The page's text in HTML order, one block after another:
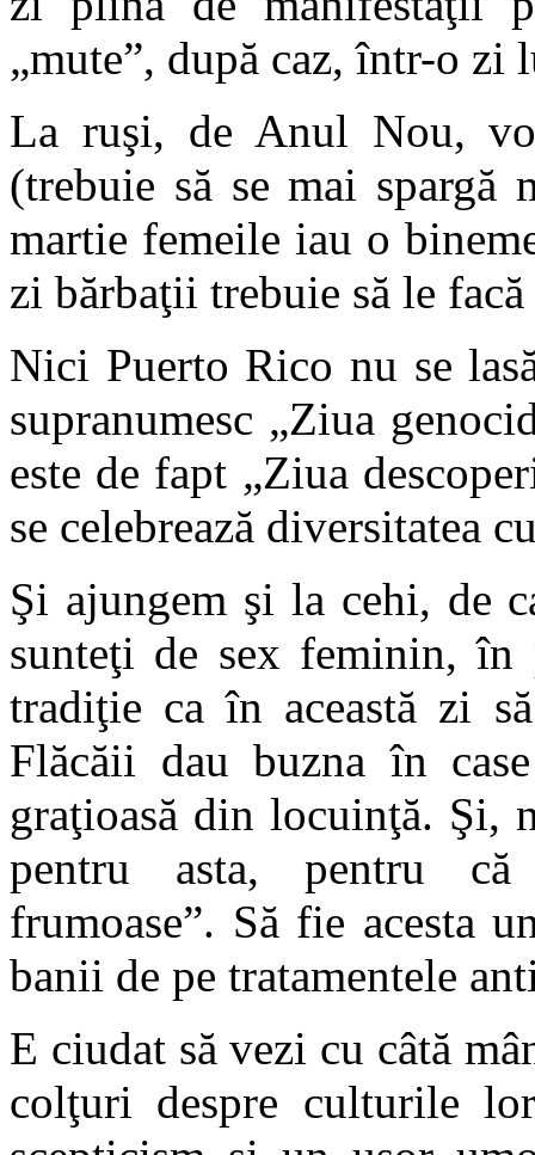
„mute”, după caz, într-o zi
La ruşi, de Anul Nou,
(trebuie să se mai spargă
martie femeile iau o
zi bărbaţii trebuie să le facă
Nici Puerto Rico nu se
supranumesc „Ziua
este de fapt „Ziua
se celebrează diversitatea
Şi ajungem şi la cehi, de
sunteţi de sex feminin, în
tradiţie ca în această zi
Flăcăii dau buzna în
graţioasă din locuinţă. Şi,
pentru asta, pentru că
frumoase”. Să fie acesta
banii de pe tratamentele
E ciudat să vezi cu câtă
colţuri despre culturile